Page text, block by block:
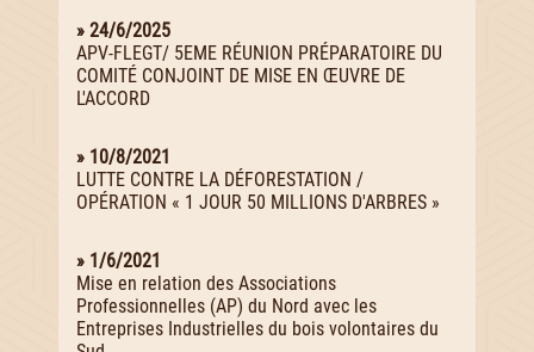
» 24/6/2025
APV-FLEGT/ 5EME RÉUNION PRÉPARATOIRE DU
COMITÉ CONJOINT DE MISE EN ŒUVRE DE
L'ACCORD
» 10/8/2021
LUTTE CONTRE LA DÉFORESTATION /
OPÉRATION « 1 JOUR 50 MILLIONS D'ARBRES »
» 1/6/2021
Mise en relation des Associations
Professionnelles (AP) du Nord avec les
Entreprises Industrielles du bois volontaires du